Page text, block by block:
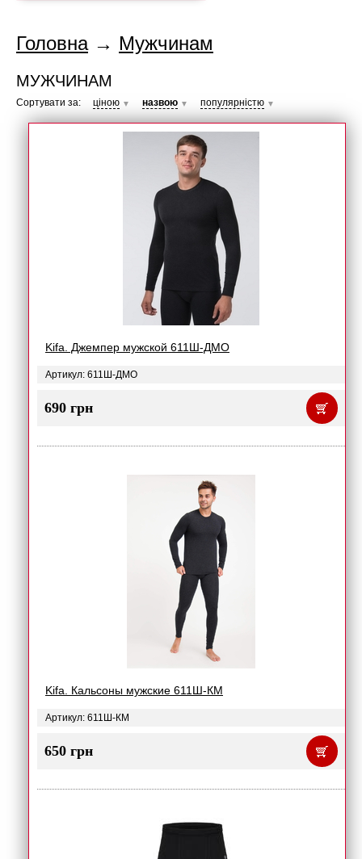
Головна→ Мужчинам
МУЖЧИНАМ
Сортувати за: ціною ▼ назвою ▼ популярністю ▼
Kifa. Джемпер мужской 611Ш-ДМО
Артикул: 611Ш-ДМО
690 грн
Kifa. Кальсоны мужские 611Ш-КМ
Артикул: 611Ш-КМ
650 грн